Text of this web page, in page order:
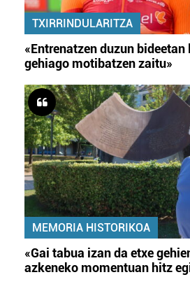
TXIRRINDULARITZA
«Entrenatzen duzun
gehiago motibatzen zaitu»
MEMORIA HISTORIKOA
«Gai tabua izan da etxe
azkeneko momentuan hitz